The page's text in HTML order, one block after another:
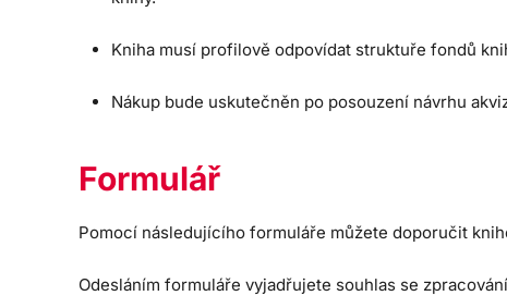
Kniha musí profilově odpovídat struktuře fondů
Nákup bude uskutečněn po posouzení návrhu
Formulář
Pomocí následujícího formuláře můžete doporučit
Odesláním formuláře vyjadřujete souhlas se